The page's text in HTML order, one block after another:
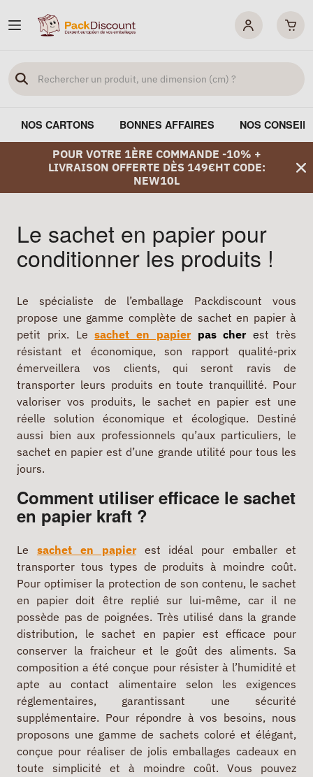
NOS CARTONS BONNES AFFAIRES NOS
POUR VOTRE 1ÈRE COMMANDE -10% +
LIVRAISON OFFERTE DÈS 149€HT CODE:
NEW10L
Le sachet en papier pour
conditionner les produits !
Le spécialiste de l’emballage Packdiscount vous
propose une gamme complète de sachet en papier à
petit prix. Lesachet en papier pas cherest très
résistant et économique, son rapport qualité-prix
émerveillera vos clients, qui seront ravis de
transporter leurs produits en toute tranquillité. Pour
valoriser vos produits, le sachet en papier est une
réelle solution économique et écologique. Destiné
aussi bien aux professionnels qu’aux particuliers, le
sachet en papier est d’une grande utilité pour tous les
jours.
Comment utiliser efficace le sachet
en papier kraft ?
Le sachet en papierest idéal pour emballer et
transporter tous types de produits à moindre coût.
Pour optimiser la protection de son contenu, le sachet
en papier doit être replié sur lui-même, car il ne
possède pas de poignées. Très utilisé dans la grande
distribution, le sachet en papier est efficace pour
conserver la fraicheur et le goût des aliments. Sa
composition a été conçue pour résister à l’humidité et
apte au contact alimentaire selon les exigences
réglementaires, garantissant une sécurité
supplémentaire. Pour répondre à vos besoins, nous
proposons une gamme de sachets coloré et élégant,
conçue pour réaliser de jolis emballages cadeaux en
toute simplicité et à moindre coût. Vous pouvez